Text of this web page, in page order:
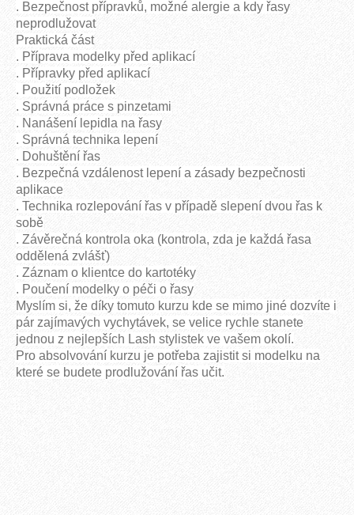
. Bezpečnost přípravků, možné alergie a kdy řasy
neprodlužovat
Praktická část
. Příprava modelky před aplikací
. Přípravky před aplikací
. Použití podložek
. Správná práce s pinzetami
. Nanášení lepidla na řasy
. Správná technika lepení
. Dohuštění řas
. Bezpečná vzdálenost lepení a zásady bezpečnosti
aplikace
. Technika rozlepování řas v případě slepení dvou řas k
sobě
. Závěrečná kontrola oka (kontrola, zda je každá řasa
oddělená zvlášť)
. Záznam o klientce do kartotéky
. Poučení modelky o péči o řasy
Myslím si, že díky tomuto kurzu kde se mimo jiné dozvíte i
pár zajímavých vychytávek, se velice rychle stanete
jednou z nejlepších Lash stylistek ve vašem okolí.
Pro absolvování kurzu je potřeba zajistit si modelku na
které se budete prodlužování řas učit.